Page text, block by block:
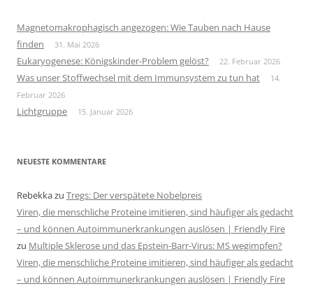
Magnetomakrophagisch angezogen: Wie Tauben nach Hause
finden
31. Mai 2026
Eukaryogenese: Königskinder-Problem gelöst? 22. Februar 2026
Was unser Stoffwechsel mit dem Immunsystem zu tun hat
14.
Februar 2026
Lichtgruppe 15. Januar 2026
NEUESTE KOMMENTARE
Rebekkazu Tregs: Der verspätete Nobelpreis
Viren, die menschliche Proteine imitieren, sind häufiger als gedacht
– und können Autoimmunerkrankungen auslösen | Friendly Fire
zu Multiple Sklerose und das Epstein-Barr-Virus: MS wegimpfen?
Viren, die menschliche Proteine imitieren, sind häufiger als gedacht
– und können Autoimmunerkrankungen auslösen | Friendly Fire